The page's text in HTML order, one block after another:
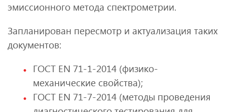
эмиссионного метода спектрометрии.
Запланирован пересмотр и актуализация таких
документов:
ГОСТ EN 71-1-2014 (физико-
механические свойства);
ГОСТ EN 71-7-2014 (методы проведения